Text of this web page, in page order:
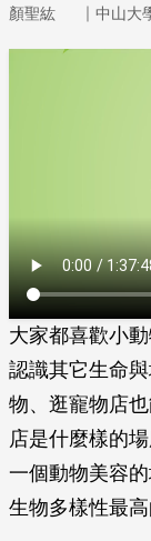
顏聖紘 ｜ 中山大
大家都喜歡小
認識其它生命
物、逛寵物店
店是什麼樣的
一個動物美容
生物多樣性最高